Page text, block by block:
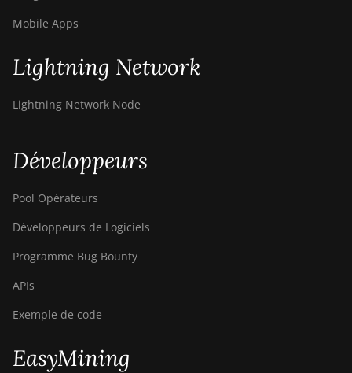
Mobile Apps
Lightning Network
Lightning Network Node
Développeurs
Pool Opérateurs
Développeurs de Logiciels
Programme Bug Bounty
APIs
Exemple de code
EasyMining